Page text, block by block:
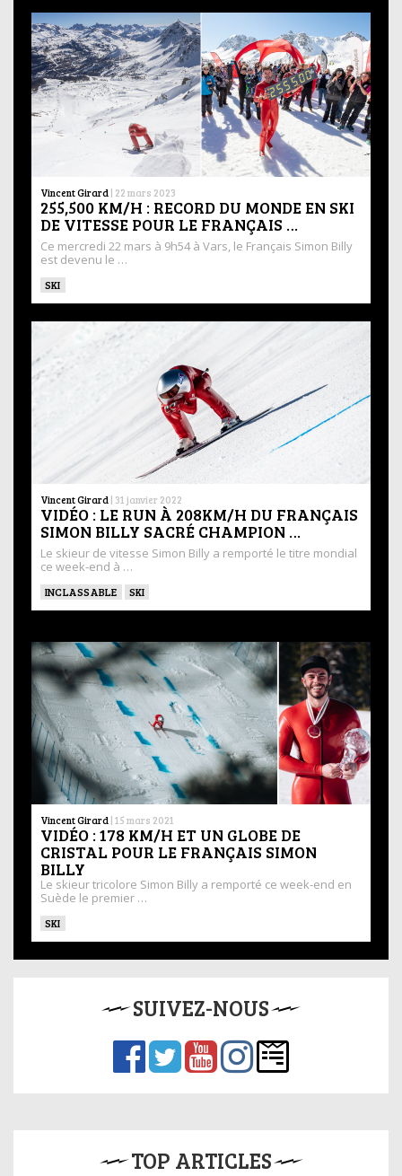
Vincent Girard | 22 mars 2023
255,500 KM/H : RECORD DU MONDE EN SKI
DE VITESSE POUR LE FRANÇAIS …
Ce mercredi 22 mars à 9h54 à Vars, le Français Simon Billy
est devenu le …
SKI
Vincent Girard | 31 janvier 2022
VIDÉO : LE RUN À 208KM/H DU FRANÇAIS
SIMON BILLY SACRÉ CHAMPION …
Le skieur de vitesse Simon Billy a remporté le titre mondial
ce week-end à …
INCLASSABLE SKI
Vincent Girard | 15 mars 2021
VIDÉO : 178 KM/H ET UN GLOBE DE
CRISTAL POUR LE FRANÇAIS SIMON
BILLY
Le skieur tricolore Simon Billy a remporté ce week-end en
Suède le premier …
SKI
SUIVEZ-NOUS
TOP ARTICLES